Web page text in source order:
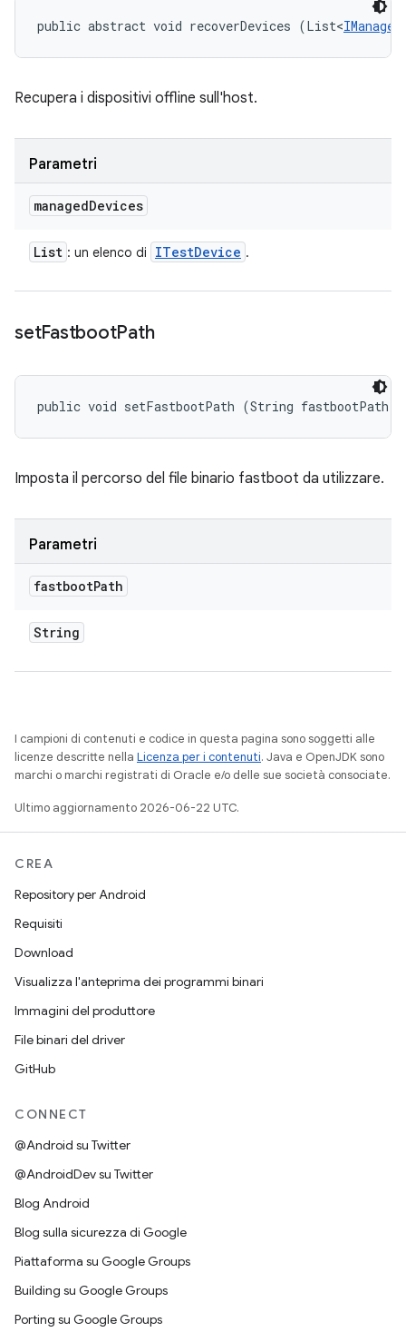
public abstract void recoverDevices (List<
Recupera i dispositivi offline sull'host.
Parametri
managedDevices
List : un elenco di ITestDevice .
setFastbootPath
public void setFastbootPath (String fastbootPath)
Imposta il percorso del file binario fastboot da utilizzare.
Parametri
fastbootPath
String
I campioni di contenuti e codice in questa pagina sono soggetti alle
licenze descritte nella Licenza per i contenuti. Java e OpenJDK sono
marchi o marchi registrati di Oracle e/o delle sue società consociate.
Ultimo aggiornamento 2026-06-22 UTC.
CREA
Repository per Android
Requisiti
Download
Visualizza l'anteprima dei programmi binari
Immagini del produttore
File binari del driver
GitHub
CONNECT
@Android su Twitter
@AndroidDev su Twitter
Blog Android
Blog sulla sicurezza di Google
Piattaforma su Google Groups
Building su Google Groups
Porting su Google Groups